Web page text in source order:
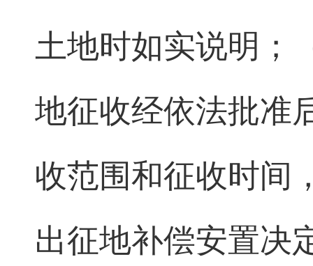
土地时如实说明；
地征收经依法批准
收范围和征收时间
出征地补偿安置决